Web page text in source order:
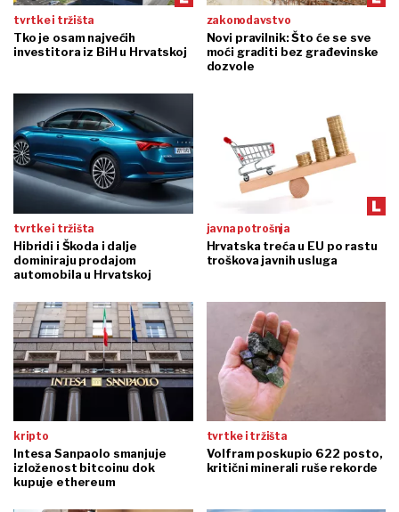
tvrtke i tržišta
Tko je osam najvećih
investitora iz BiH u Hrvatskoj
zakonodavstvo
Novi pravilnik: Što će se sve
moći graditi bez građevinske
dozvole
tvrtke i tržišta
Hibridi i Škoda i dalje
dominiraju prodajom
automobila u Hrvatskoj
javna potrošnja
Hrvatska treća u EU po rastu
troškova javnih usluga
kripto
Intesa Sanpaolo smanjuje
izloženost bitcoinu dok
kupuje ethereum
tvrtke i tržišta
Volfram poskupio 622 posto,
kritični minerali ruše rekorde